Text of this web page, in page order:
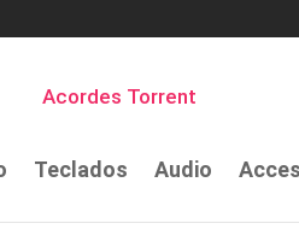
Teclados Audio